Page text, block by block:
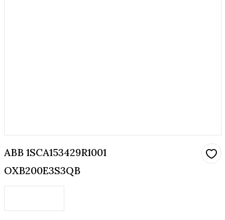
ABB 1SCA153429R1001
OXB200E3S3QB